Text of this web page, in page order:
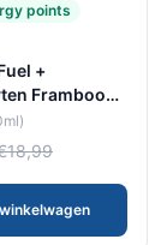
points
+
Framboos